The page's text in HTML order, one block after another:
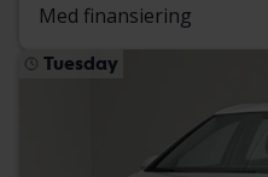
Med finansiering
Tuesday